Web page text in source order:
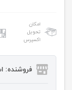
امکان
تحویل
اکسپرس
فروشنده: